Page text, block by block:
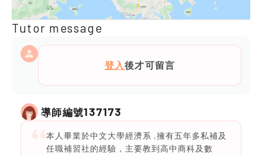
Tutor message
登入後才可留言
導師編號137173
本人畢業於中文大學經濟系 ,擁有五年多私補及
任職補習社的經驗，主要教到高中商科及數